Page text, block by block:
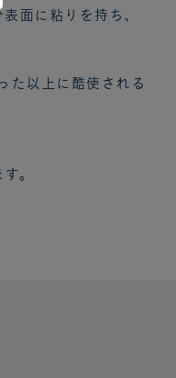
面に粘りを持ち、
た以上に酷使される
。